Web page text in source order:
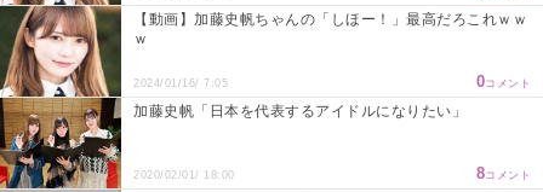
【動画】加藤史帆ちゃんの「しほー！」最高だろこれｗｗ
ｗ
2024/01/16/ 7:05 0コメント
加藤史帆「日本を代表するアイドルになりたい」
2020/02/01/ 18:00 8コメント